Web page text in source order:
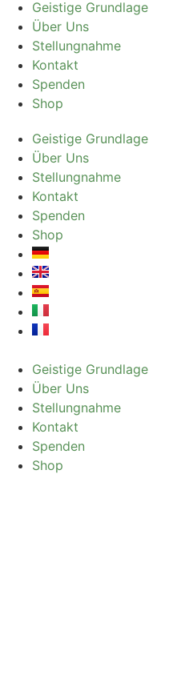
Geistige Grundlage
Über Uns
Stellungnahme
Kontakt
Spenden
Shop
Geistige Grundlage
Über Uns
Stellungnahme
Kontakt
Spenden
Shop
Geistige Grundlage
Über Uns
Stellungnahme
Kontakt
Spenden
Shop